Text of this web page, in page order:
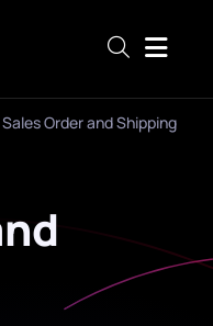
Sales Order and Shipping